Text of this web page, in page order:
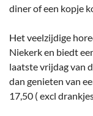
diner of een kopje
Het veelzijdige
Niekerk en biedt
laatste vrijdag van
dan genieten van
17,50 ( excl